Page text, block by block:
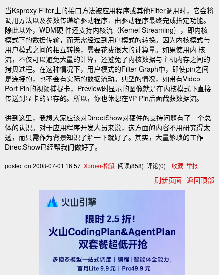
当Ksproxy Filter上的接口方法被应用程序或其他Filter调用时，它会将
调用方法以及参数传递给驱动程序，由驱动程序最终完成指定功能。
除此以外，WDM硬 件还支持内核流（Kernel Streaming），即内核
模式下的数据传输，而无需经过到用户模式的转换。因为内核模式与
用户模式之间的相互转换，需要花费很大的计算量。如果使用内 核
流，不仅可以避免大量的计算，还避免了内核数据与主机内存之间的
拷贝过程。在这种情况下，用户模式的Filter Graph中，即使pin之间
是连接的，也不会有实际的数据流动。典型的情况，如带有Video
Port Pin的视频捕捉卡，Preview时显示的图像就是在内核模式下直接
传送到显卡的显存的。所以，你也休想在VP Pin后面截获数据流。
讲到这里，我想大家应该对DirectShow对硬件的支持问题有了一个总
体的认识。对于应用程序开发人员来说，这方面的内容不用研究得太
透，而只需作为背景知识了解一下就好了。其实，大量繁琐的工作
DirectShow已经帮我们做好了。
posted on 2008-07-01 16:57 Xproer-松鼠 阅读(858) 评论(0) 收藏 举报
刷新页面 返回顶部